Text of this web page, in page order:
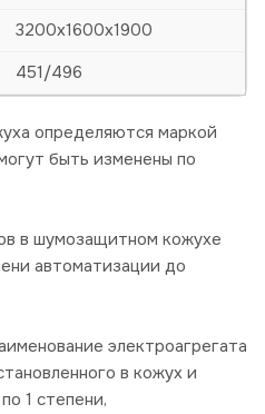
3200х1600х1900
451/496
определяются маркой
быть изменены по
в шумозащитном кожухе
автоматизации до
электроагрегата
в кожух и
1 степени,